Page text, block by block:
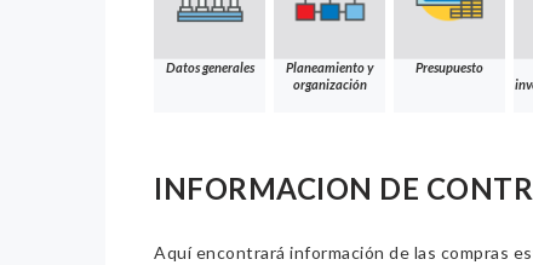
Datos generales
Planeamiento y
organización
Presupuesto
INFORMACION DE
Aquí encontrará información de las compras